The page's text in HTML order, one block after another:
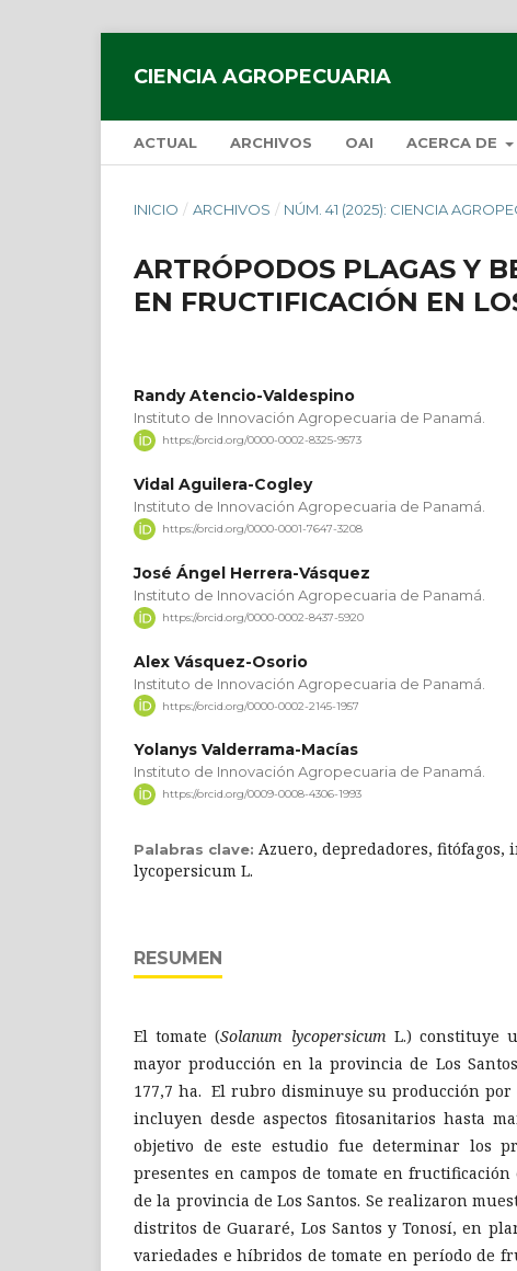
CIENCIA AGROPECUARIA
ACTUAL ARCHIVOS OAI ACERCA DE
INICIO / ARCHIVOS / NÚM. 41 (2025): CIENCIA
ARTRÓPODOS PLAGAS Y
EN FRUCTIFICACIÓN EN
Randy Atencio-Valdespino
Instituto de Innovación Agropecuaria de Panamá.
https://orcid.org/0000-0002-8325-9573
Vidal Aguilera-Cogley
Instituto de Innovación Agropecuaria de Panamá.
https://orcid.org/0000-0001-7647-3208
José Ángel Herrera-Vásquez
Instituto de Innovación Agropecuaria de Panamá.
https://orcid.org/0000-0002-8437-5920
Alex Vásquez-Osorio
Instituto de Innovación Agropecuaria de Panamá.
https://orcid.org/0000-0002-2145-1957
Yolanys Valderrama-Macías
Instituto de Innovación Agropecuaria de Panamá.
https://orcid.org/0009-0008-4306-1993
Palabras clave: Azuero, depredadores, fitófagos,
lycopersicum L.
RESUMEN
El tomate (Solanum lycopersicum L.) constituye
mayor producción en la provincia de Los
177,7 ha. El rubro disminuye su producción por
incluyen desde aspectos fitosanitarios hasta
objetivo de este estudio fue determinar los
presentes en campos de tomate en
de la provincia de Los Santos. Se realizaron
distritos de Guararé, Los Santos y Tonosí, en
variedades e híbridos de tomate en período de